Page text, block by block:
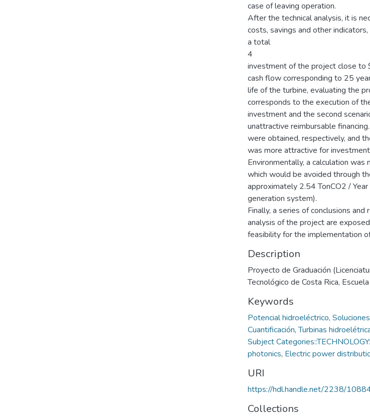
case of leaving operation.
After the technical analysis, it is
costs, savings and other
a total
4
investment of the project close to
cash flow corresponding to 25
life of the turbine, evaluating the
corresponds to the execution of
investment and the second
unattractive reimbursable
were obtained, respectively, and
was more attractive for
Environmentally, a calculation
which would be avoided through
approximately 2.54 TonCO2 /
generation system).
Finally, a series of conclusions
analysis of the project are
feasibility for the implementation
Description
Proyecto de Graduación
Tecnológico de Costa Rica,
Keywords
Potencial hidroeléctrico, Soluciones
Cuantificación,Turbinas
Subject
photonics, Electric power
URI
https://hdl.handle.net/2238/
Collections